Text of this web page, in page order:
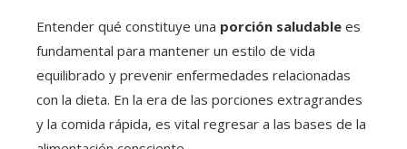
Entender qué constituye una porción saludable es
fundamental para mantener un estilo de vida
equilibrado y prevenir enfermedades relacionadas
con la dieta. En la era de las porciones extragrandes
y la comida rápida, es vital regresar a las bases de la